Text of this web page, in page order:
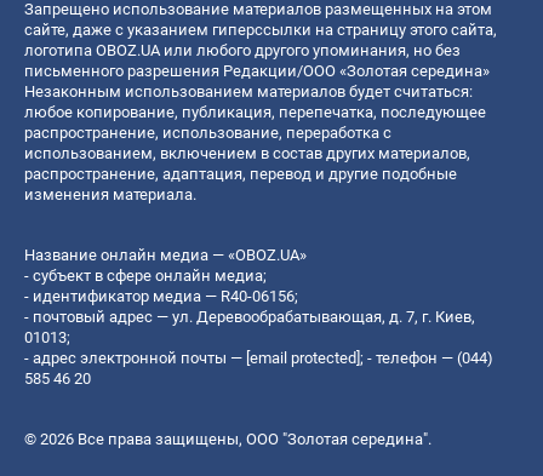
Запрещено использование материалов размещенных на этом
сайте, даже с указанием гиперссылки на страницу этого сайта,
логотипа OBOZ.UA или любого другого упоминания, но без
письменного разрешения Редакции/ООО «Золотая середина»
Незаконным использованием материалов будет считаться:
любое копирование, публикация, перепечатка, последующее
распространение, использование, переработка с
использованием, включением в состав других материалов,
распространение, адаптация, перевод и другие подобные
изменения материала.
Название онлайн медиа — «OBOZ.UA»
- субъект в сфере онлайн медиа;
- идентификатор медиа — R40-06156;
- почтовый адрес — ул. Деревообрабатывающая, д. 7, г. Киев,
01013;
- адрес электронной почты — [email protected]; - телефон — (044)
585 46 20
© 2026 Все права защищены, ООО "Золотая середина".